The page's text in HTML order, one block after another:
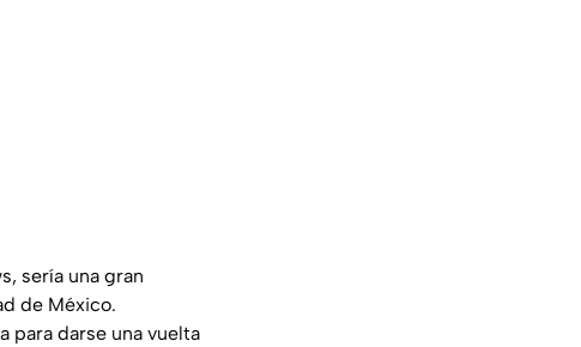
sería una gran
de México.
para darse una vuelta